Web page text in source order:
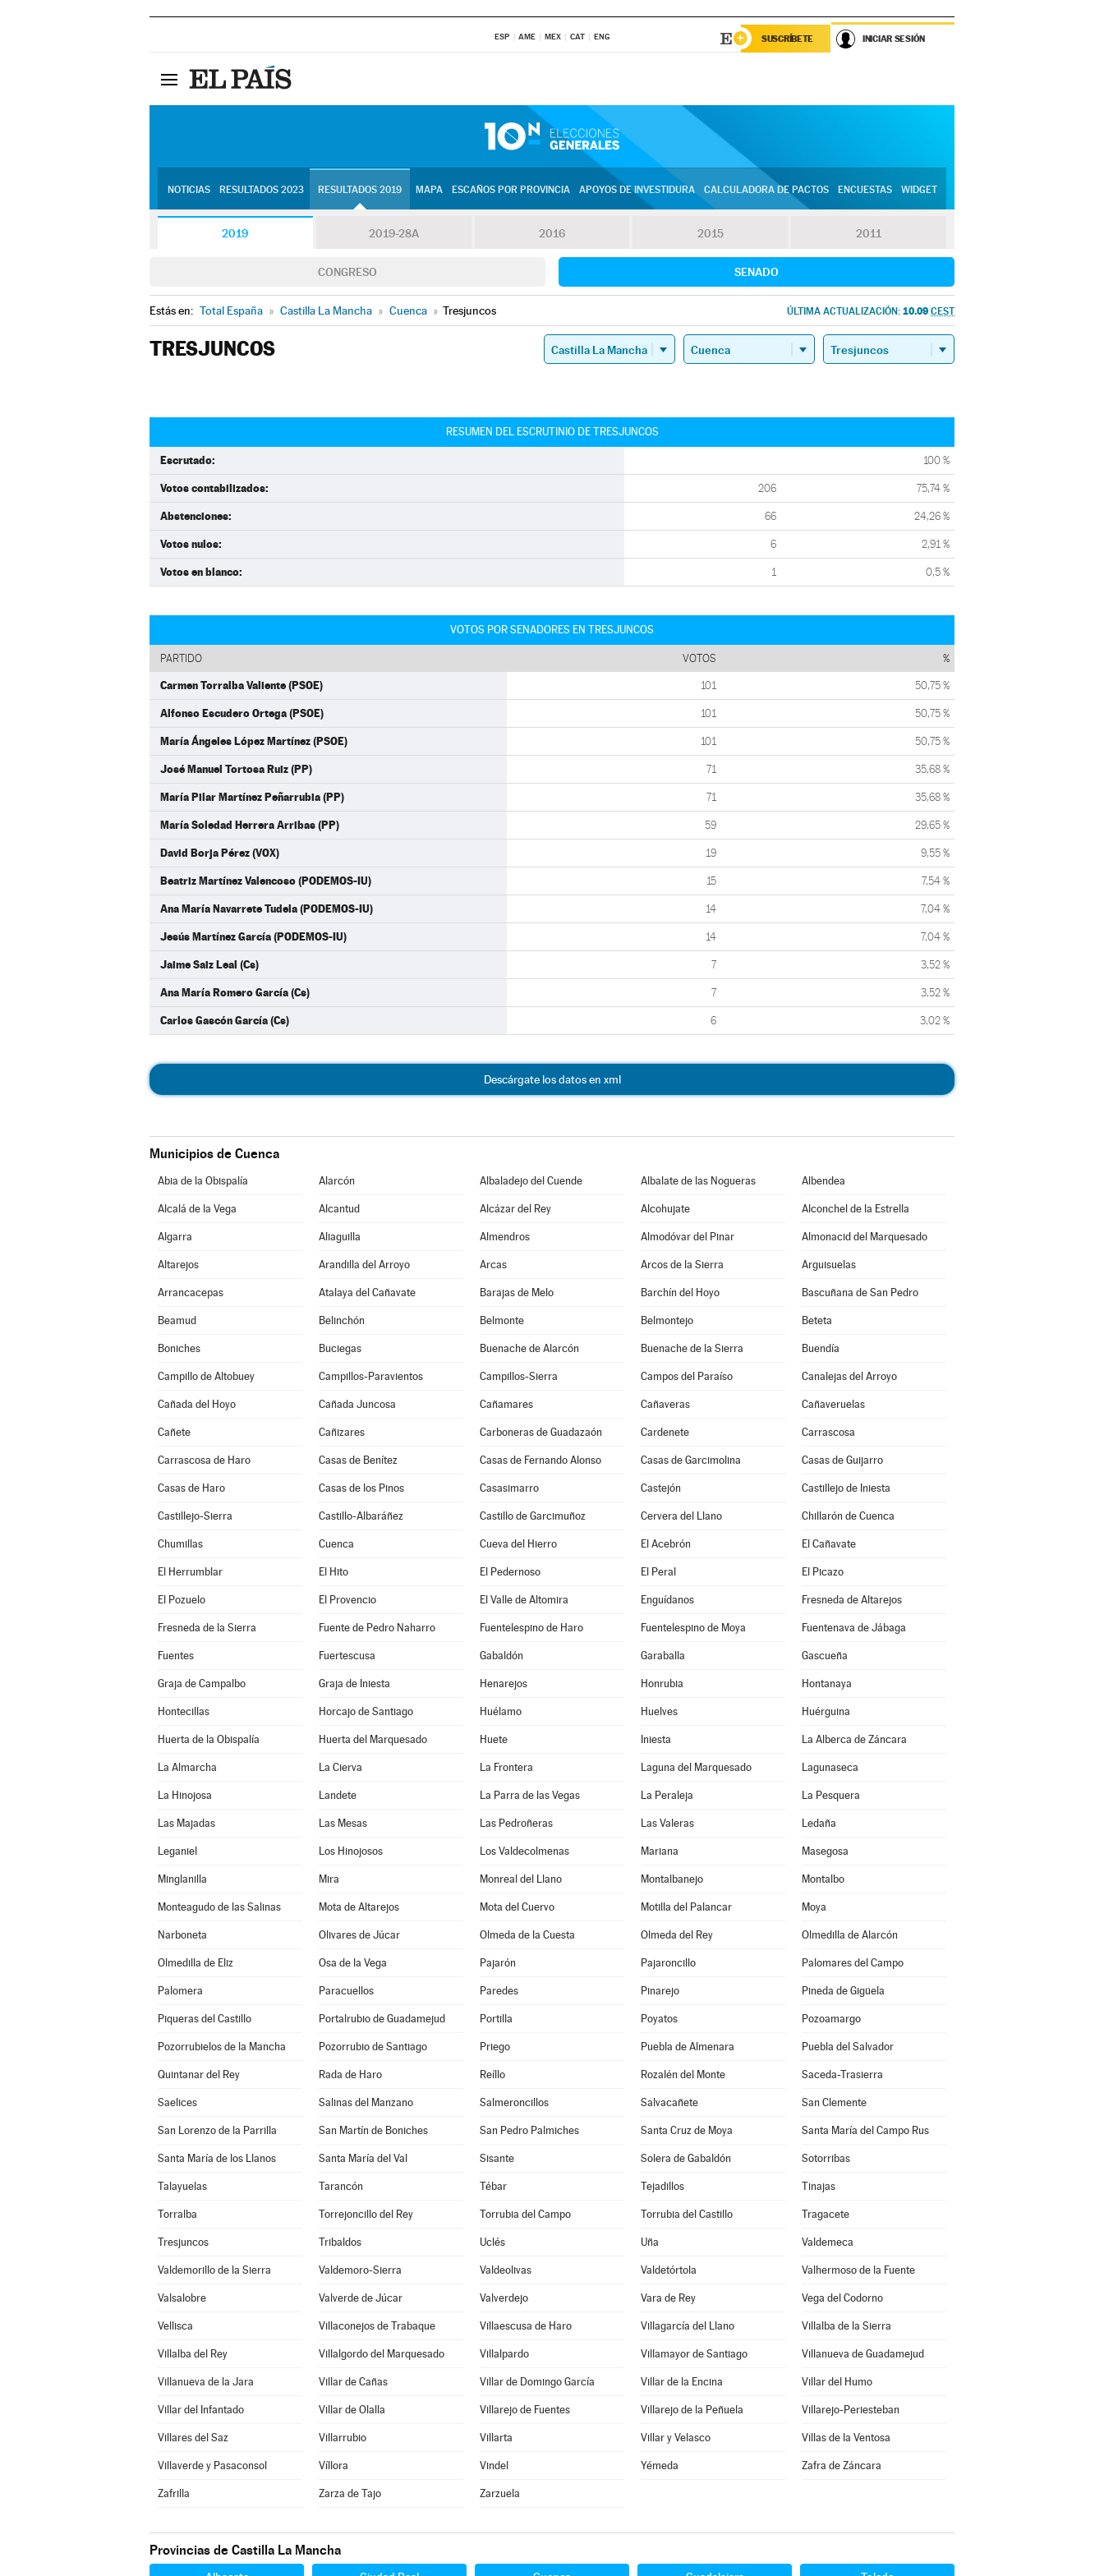
ESP AME MEX CAT ENG SUSCRÍBETE INICIAR SESIÓN
NOTICIAS RESULTADOS 2023 RESULTADOS 2019 MAPA ESCAÑOS POR PROVINCIA APOYOS DE INVESTIDURA CALCULADORA DE PACTOS ENCUESTAS WIDGET
2019 2019-28A 2016 2015 2011
CONGRESO SENADO
Estás en: Total España » Castilla La Mancha » Cuenca » Tresjuncos ÚLTIMA ACTUALIZACIÓN: 10.09 CEST
TRESJUNCOS
RESUMEN DEL ESCRUTINIO DE TRESJUNCOS
Escrutado: 100 %
Votos contabilizados: 206 75,74 %
Abstenciones: 66 24,26 %
Votos nulos: 6 2,91 %
Votos en blanco: 1 0,5 %
VOTOS POR SENADORES EN TRESJUNCOS
PARTIDO VOTOS %
Carmen Torralba Valiente (PSOE) 101 50,75 %
Alfonso Escudero Ortega (PSOE) 101 50,75 %
María Ángeles López Martínez (PSOE) 101 50,75 %
José Manuel Tortosa Ruiz (PP) 71 35,68 %
María Pilar Martínez Peñarrubia (PP) 71 35,68 %
María Soledad Herrera Arribas (PP) 59 29,65 %
David Borja Pérez (VOX) 19 9,55 %
Beatriz Martínez Valencoso (PODEMOS-IU) 15 7,54 %
Ana María Navarrete Tudela (PODEMOS-IU) 14 7,04 %
Jesús Martínez García (PODEMOS-IU) 14 7,04 %
Jaime Saiz Leal (Cs) 7 3,52 %
Ana María Romero García (Cs) 7 3,52 %
Carlos Gascón García (Cs) 6 3,02 %
Descárgate los datos en xml
Municipios de Cuenca
Abia de la Obispalía Alarcón Albaladejo del Cuende Albalate de las Nogueras Albendea
Alcalá de la Vega Alcantud Alcázar del Rey Alcohujate Alconchel de la Estrella
Algarra Aliaguilla Almendros Almodóvar del Pinar Almonacid del Marquesado
Altarejos Arandilla del Arroyo Arcas Arcos de la Sierra Arguisuelas
Arrancacepas Atalaya del Cañavate Barajas de Melo Barchín del Hoyo Bascuñana de San Pedro
Beamud Belinchón Belmonte Belmontejo Beteta
Boniches Buciegas Buenache de Alarcón Buenache de la Sierra Buendía
Campillo de Altobuey Campillos-Paravientos Campillos-Sierra Campos del Paraíso Canalejas del Arroyo
Cañada del Hoyo Cañada Juncosa Cañamares Cañaveras Cañaveruelas
Cañete Cañizares Carboneras de Guadazaón Cardenete Carrascosa
Carrascosa de Haro Casas de Benítez Casas de Fernando Alonso Casas de Garcimolina Casas de Guijarro
Casas de Haro Casas de los Pinos Casasimarro Castejón Castillejo de Iniesta
Castillejo-Sierra Castillo-Albaráñez Castillo de Garcimuñoz Cervera del Llano Chillarón de Cuenca
Chumillas Cuenca Cueva del Hierro El Acebrón El Cañavate
El Herrumblar El Hito El Pedernoso El Peral El Picazo
El Pozuelo El Provencio El Valle de Altomira Enguídanos Fresneda de Altarejos
Fresneda de la Sierra Fuente de Pedro Naharro Fuentelespino de Haro Fuentelespino de Moya Fuentenava de Jábaga
Fuentes Fuertescusa Gabaldón Garaballa Gascueña
Graja de Campalbo Graja de Iniesta Henarejos Honrubia Hontanaya
Hontecillas Horcajo de Santiago Huélamo Huelves Huérguina
Huerta de la Obispalía Huerta del Marquesado Huete Iniesta La Alberca de Záncara
La Almarcha La Cierva La Frontera Laguna del Marquesado Lagunaseca
La Hinojosa Landete La Parra de las Vegas La Peraleja La Pesquera
Las Majadas Las Mesas Las Pedroñeras Las Valeras Ledaña
Leganiel Los Hinojosos Los Valdecolmenas Mariana Masegosa
Minglanilla Mira Monreal del Llano Montalbanejo Montalbo
Monteagudo de las Salinas Mota de Altarejos Mota del Cuervo Motilla del Palancar Moya
Narboneta Olivares de Júcar Olmeda de la Cuesta Olmeda del Rey Olmedilla de Alarcón
Olmedilla de Eliz Osa de la Vega Pajarón Pajaroncillo Palomares del Campo
Palomera Paracuellos Paredes Pinarejo Pineda de Gigüela
Piqueras del Castillo Portalrubio de Guadamejud Portilla Poyatos Pozoamargo
Pozorrubielos de la Mancha Pozorrubio de Santiago Priego Puebla de Almenara Puebla del Salvador
Quintanar del Rey Rada de Haro Reíllo Rozalén del Monte Saceda-Trasierra
Saelices Salinas del Manzano Salmeroncillos Salvacañete San Clemente
San Lorenzo de la Parrilla San Martín de Boniches San Pedro Palmiches Santa Cruz de Moya Santa María del Campo Rus
Santa María de los Llanos Santa María del Val Sisante Solera de Gabaldón Sotorribas
Talayuelas Tarancón Tébar Tejadillos Tinajas
Torralba Torrejoncillo del Rey Torrubia del Campo Torrubia del Castillo Tragacete
Tresjuncos Tribaldos Uclés Uña Valdemeca
Valdemorillo de la Sierra Valdemoro-Sierra Valdeolivas Valdetórtola Valhermoso de la Fuente
Valsalobre Valverde de Júcar Valverdejo Vara de Rey Vega del Codorno
Vellisca Villaconejos de Trabaque Villaescusa de Haro Villagarcía del Llano Villalba de la Sierra
Villalba del Rey Villalgordo del Marquesado Villalpardo Villamayor de Santiago Villanueva de Guadamejud
Villanueva de la Jara Villar de Cañas Villar de Domingo García Villar de la Encina Villar del Humo
Villar del Infantado Villar de Olalla Villarejo de Fuentes Villarejo de la Peñuela Villarejo-Periesteban
Villares del Saz Villarrubio Villarta Villar y Velasco Villas de la Ventosa
Villaverde y Pasaconsol Víllora Vindel Yémeda Zafra de Záncara
Zafrilla Zarza de Tajo Zarzuela
Provincias de Castilla La Mancha